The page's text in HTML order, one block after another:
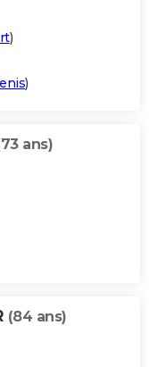
)
)
ans)
(84 ans)